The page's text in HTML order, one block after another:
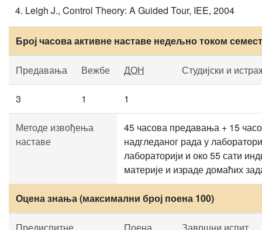
Leigh J., Control Theory: A Guided Tour, IEE, 2004
Број часова активне наставе недељно током
Предавања Вежбе ДОН Студијски и
3 1 1
Методе извођења
наставе
45 часова предавања + 15
надгледаног рада у
лабораторији и око 55 сати
материје и израде домаћих
Оцена знања (максимални број поена 100)